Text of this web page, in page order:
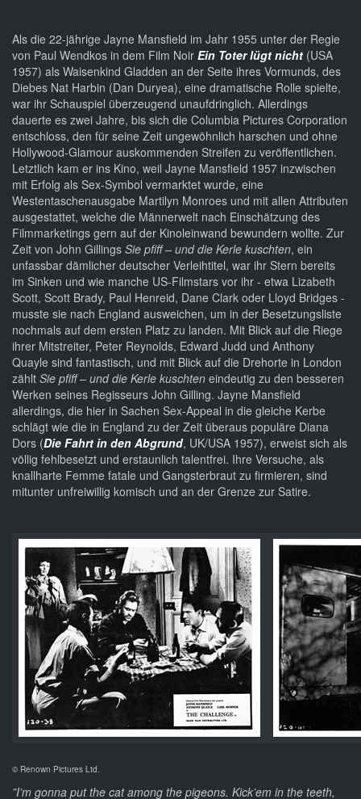
Als die 22-jährige Jayne Mansfield im Jahr 1955 unter der Regie
von Paul Wendkos in dem Film Noir Ein Toter lügt nicht (USA
1957) als Waisenkind Gladden an der Seite ihres Vormunds, des
Diebes Nat Harbin (Dan Duryea), eine dramatische Rolle spielte,
war ihr Schauspiel überzeugend unaufdringlich. Allerdings
dauerte es zwei Jahre, bis sich die Columbia Pictures Corporation
entschloss, den für seine Zeit ungewöhnlich harschen und ohne
Hollywood-Glamour auskommenden Streifen zu veröffentlichen.
Letztlich kam er ins Kino, weil Jayne Mansfield 1957 inzwischen
mit Erfolg als Sex-Symbol vermarktet wurde, eine
Westentaschenausgabe Martilyn Monroes und mit allen Attributen
ausgestattet, welche die Männerwelt nach Einschätzung des
Filmmarketings gern auf der Kinoleinwand bewundern wollte. Zur
Zeit von John Gillings Sie pfiff – und die Kerle kuschten, ein
unfassbar dämlicher deutscher Verleihtitel, war ihr Stern bereits
im Sinken und wie manche US-Filmstars vor ihr - etwa Lizabeth
Scott, Scott Brady, Paul Henreid, Dane Clark oder Lloyd Bridges -
musste sie nach England ausweichen, um in der Besetzungsliste
nochmals auf dem ersten Platz zu landen. Mit Blick auf die Riege
ihrer Mitstreiter, Peter Reynolds, Edward Judd und Anthony
Quayle sind fantastisch, und mit Blick auf die Drehorte in London
zählt Sie pfiff – und die Kerle kuschten eindeutig zu den besseren
Werken seines Regisseurs John Gilling. Jayne Mansfield
allerdings, die hier in Sachen Sex-Appeal in die gleiche Kerbe
schlägt wie die in England zu der Zeit überaus populäre Diana
Dors (Die Fahrt in den Abgrund, UK/USA 1957), erweist sich als
völlig fehlbesetzt und erstaunlich talentfrei. Ihre Versuche, als
knallharte Femme fatale und Gangsterbraut zu firmieren, sind
mitunter unfreiwillig komisch und an der Grenze zur Satire.
© Renown Pictures Ltd.
”I’m gonna put the cat among the pigeons. Kick’em in the teeth,